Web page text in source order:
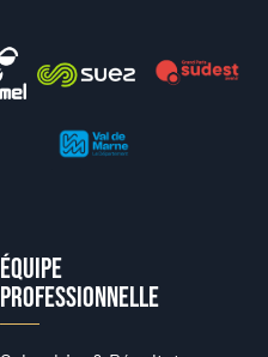
Équipe
professionnelle